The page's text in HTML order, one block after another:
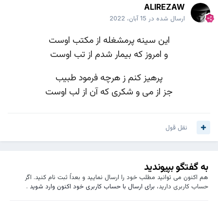
ALIREZAW
ارسال شده در 15 آبان، 2022
این سینه پرمشغله از مکتب اوست
و امروز که بیمار شدم از تب اوست
پرهیز کنم ز هرچه فرمود طبیب
جز از می و شکری که آن از لب اوست
نقل قول
به گفتگو بپیوندید
هم اکنون می توانید مطلب خود را ارسال نمایید و بعداً ثبت نام کنید. اگر
حساب کاربری دارید، برای ارسال با حساب کاربری خود اکنون وارد شوید.